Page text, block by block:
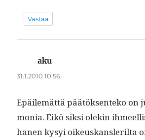
Vastaa
aku
31.1.2010 10:56
Epäilemät­tä päätök­sen­teko on
mo­nia. Eikö sik­si olekin
hanen kysyi oikeuskans­ler­il­ta